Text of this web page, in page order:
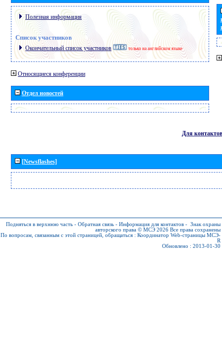
Полезная информация
Список участников
Окончательный список участников только на английском языке
Относящиеся конференции
Отдел новостей
Для контактов
[Newsflashes]
Подняться в верхнюю часть - Обратная связь - Информация для контактов - Знак охраны
авторского права © МСЭ 2026 Все права сохранены
По вопросам, связанным с этой страницей, обращаться : Координатор Web-страницы МСЭ-
R
Обновлено : 2013-01-30